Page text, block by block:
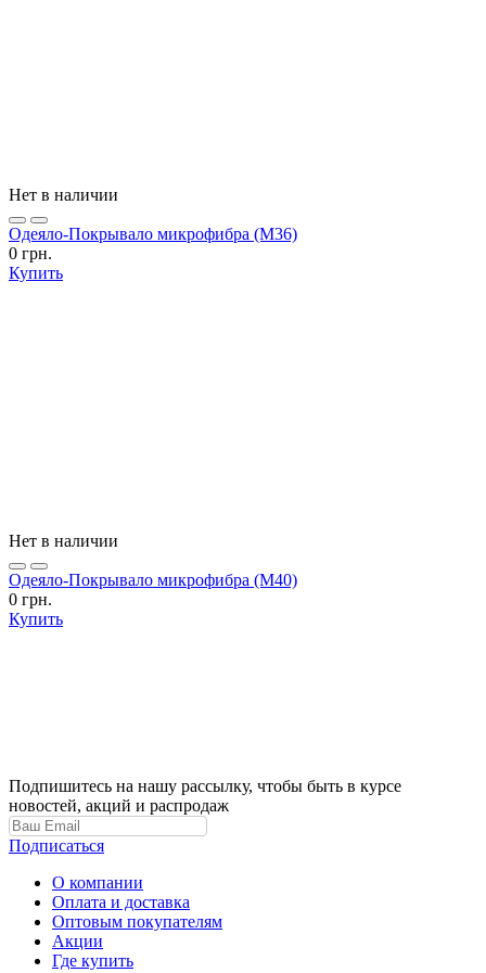
Нет в наличии
Одеяло-Покрывало микрофибра (М36)
0 грн.
Купить
Нет в наличии
Одеяло-Покрывало микрофибра (М40)
0 грн.
Купить
Подпишитесь на нашу рассылку, чтобы быть в курсе
новостей, акций и распродаж
Подписаться
О компании
Оплата и доставка
Оптовым покупателям
Акции
Где купить